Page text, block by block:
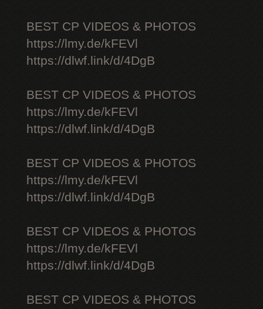
BEST CP VIDEOS & PHOTOS
https://lmy.de/kFEVl
https://dlwf.link/d/4DgB
BEST CP VIDEOS & PHOTOS
https://lmy.de/kFEVl
https://dlwf.link/d/4DgB
BEST CP VIDEOS & PHOTOS
https://lmy.de/kFEVl
https://dlwf.link/d/4DgB
BEST CP VIDEOS & PHOTOS
https://lmy.de/kFEVl
https://dlwf.link/d/4DgB
BEST CP VIDEOS & PHOTOS